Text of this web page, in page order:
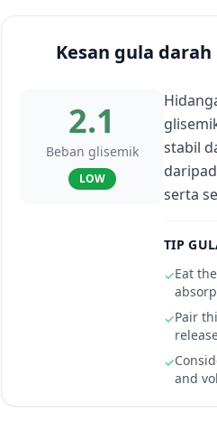
Kesan gula darah
2.1
Beban glisemik
LOW
stabil
serta
TIP
✓Eat
✓Pair
✓
and